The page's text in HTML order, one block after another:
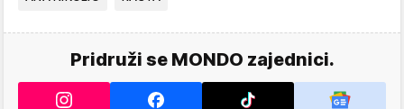
Pridruži se MONDO zajednici.